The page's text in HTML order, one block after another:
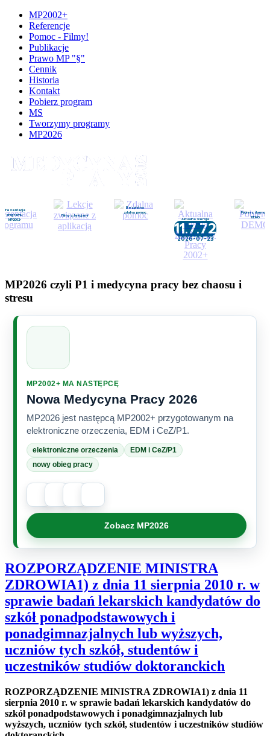
MP2002+
Referencje
Pomoc - Filmy!
Publikacje
Prawo MP "§"
Cennik
Historia
Kontakt
Pobierz program
MS
Tworzymy programy
MP2026
MP2026 czyli P1 i medycyna pracy bez chaosu i
stresu
MP2002+ MA NASTĘPCĘ
Nowa Medycyna Pracy 2026
MP2026 jest następcą MP2002+ przygotowanym na
elektroniczne orzeczenia, EDM i CeZ/P1.
elektroniczne orzeczenia
EDM i CeZ/P1
nowy obieg pracy
Zobacz MP2026
ROZPORZĄDZENIE MINISTRA
ZDROWIA1) z dnia 11 sierpnia 2010 r. w
sprawie badań lekarskich kandydatów do
szkół ponadpodstawowych i
ponadgimnazjalnych lub wyższych,
uczniów tych szkół, studentów i
uczestników studiów doktoranckich
ROZPORZĄDZENIE MINISTRA ZDROWIA1) z dnia 11
sierpnia 2010 r. w sprawie badań lekarskich kandydatów do
szkół ponadpodstawowych i ponadgimnazjalnych lub
wyższych, uczniów tych szkół, studentów i uczestników studiów